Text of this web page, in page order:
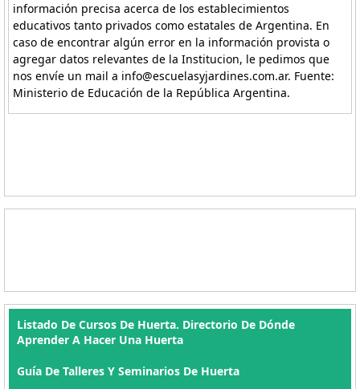
información precisa acerca de los establecimientos
educativos tanto privados como estatales de Argentina. En
caso de encontrar algún error en la información provista o
agregar datos relevantes de la Institucion, le pedimos que
nos envíe un mail a info@escuelasyjardines.com.ar. Fuente:
Ministerio de Educación de la República Argentina.
Listado De Cursos De Huerta. Directorio De Dónde
Aprender A Hacer Una Huerta
Guía De Talleres Y Seminarios De Huerta